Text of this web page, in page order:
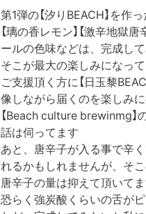
第1弾の【汐りBEACH】を作
【璃の香レモン】【激辛地獄
ールの色味などは、完成し
そこが最大の楽しみになっ
ご支援頂く方に【日玉黎
像しながら届くのを楽しみ
【Beach culture brewinmg
話は伺ってます
あと、唐辛子が入る事で辛
れるかもしれませんが、そ
唐辛子の量は抑えて頂いて
恐らく強炭酸くらいの舌が